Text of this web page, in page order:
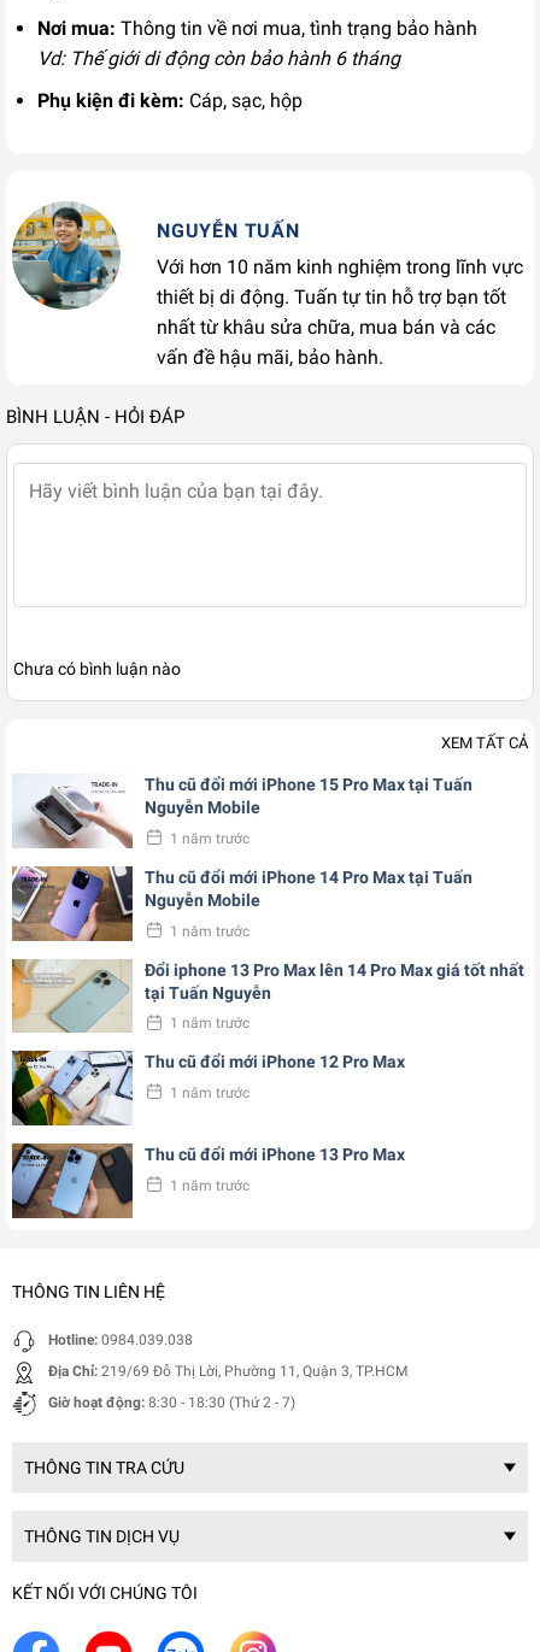
Nơi mua: Thông tin về nơi mua, tình trạng bảo hành
Vd: Thế giới di động còn bảo hành 6 tháng
Phụ kiện đi kèm: Cáp, sạc, hộp
NGUYỄN TUẤN
Với hơn 10 năm kinh nghiệm trong lĩnh vực
thiết bị di động. Tuấn tự tin hỗ trợ bạn tốt
nhất từ khâu sửa chữa, mua bán và các
vấn đề hậu mãi, bảo hành.
BÌNH LUẬN - HỎI ĐÁP
Chưa có bình luận nào
XEM TẤT CẢ
Thu cũ đổi mới iPhone 15 Pro Max tại Tuấn
Nguyễn Mobile
1 năm trước
Thu cũ đổi mới iPhone 14 Pro Max tại Tuấn
Nguyễn Mobile
1 năm trước
Đổi iphone 13 Pro Max lên 14 Pro Max giá tốt nhất
tại Tuấn Nguyễn
1 năm trước
Thu cũ đổi mới iPhone 12 Pro Max
1 năm trước
Thu cũ đổi mới iPhone 13 Pro Max
1 năm trước
THÔNG TIN LIÊN HỆ
Hotline: 0984.039.038
Địa Chỉ: 219/69 Đỗ Thị Lời, Phường 11, Quận 3, TP.HCM
Giờ hoạt động: 8:30 - 18:30 (Thứ 2 - 7)
THÔNG TIN TRA CỨU
THÔNG TIN DỊCH VỤ
KẾT NỐI VỚI CHÚNG TÔI